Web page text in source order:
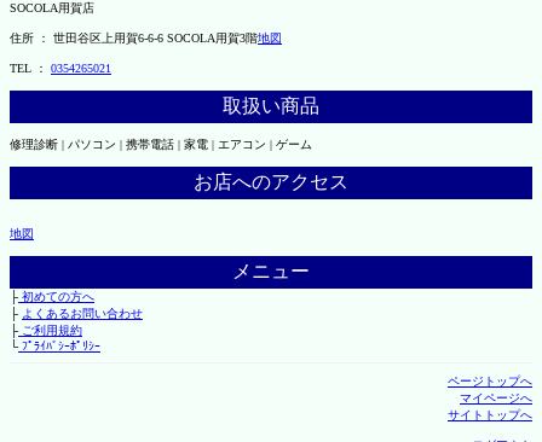
SOCOLA用賀店
住所 ： 世田谷区上用賀6-6-6 SOCOLA用賀3階地図
TEL ： 0354265021
取扱い商品
修理診断 | パソコン | 携帯電話 | 家電 | エアコン | ゲーム
お店へのアクセス
地図
メニュー
├初めての方へ
├ よくあるお問い合わせ
├ご利用規約
└ﾌﾟﾗｲﾊﾞｼｰﾎﾟﾘｼｰ
ページトップへ
マイページへ
サイトトップへ